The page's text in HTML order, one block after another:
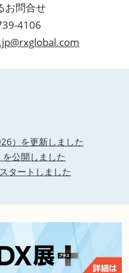
お問合せ
4106
）を更新しました
公開しました
タートしました